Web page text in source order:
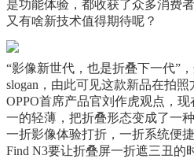
是功能体验，都收获了众多消费
又有啥新技术值得期待呢？
“影像新世代，也是折叠下一代”
slogan，由此可见这款新品在拍
OPPO首席产品官刘作虎观点，
一的轻薄，把折叠形态变成了一
一折影像体验打折，一折系统便
Find N3要让折叠屏一折遮三丑的